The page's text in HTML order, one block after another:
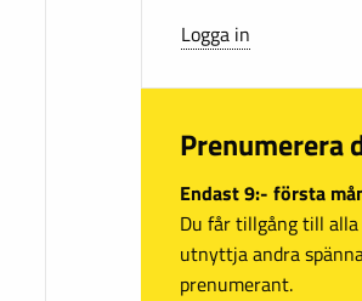
Logga in
Prenumerera
Endast 9:- första
Du får tillgång till
utnyttja andra
prenumerant.